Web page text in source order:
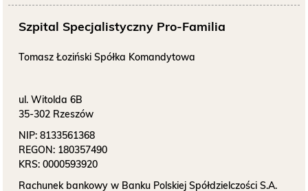
STOMATOLOGIA
Bezpłatne badania laboratoryjne
przez cały okres trwania ciąży
Szpital Specjalistyczny Pro-Familia
Tomasz Łoziński Spółka Komandytowa
ul. Witolda 6B
35-302 Rzeszów
NIP: 8133561368
REGON: 180357490
KRS: 0000593920
Rachunek bankowy w Banku Polskiej Spółdzielczości S.A.